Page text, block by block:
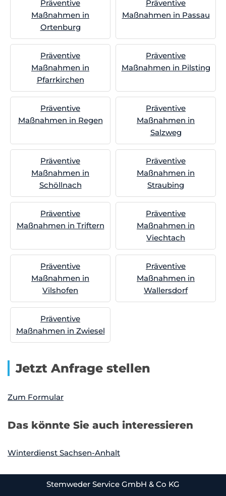
Präventive
Maßnahmen in
Ortenburg
Präventive
Maßnahmen in Passau
Präventive
Maßnahmen in
Pfarrkirchen
Präventive
Maßnahmen in Pilsting
Präventive
Maßnahmen in Regen
Präventive
Maßnahmen in
Salzweg
Präventive
Maßnahmen in
Schöllnach
Präventive
Maßnahmen in
Straubing
Präventive
Maßnahmen in Triftern
Präventive
Maßnahmen in
Viechtach
Präventive
Maßnahmen in
Vilshofen
Präventive
Maßnahmen in
Wallersdorf
Präventive
Maßnahmen in Zwiesel
Jetzt Anfrage stellen
Zum Formular
Das könnte Sie auch interessieren
Winterdienst Sachsen-Anhalt
Stemweder Service GmbH & Co KG